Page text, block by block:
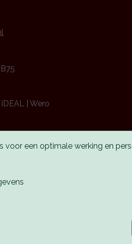
| Wero
voor een optimale werking en